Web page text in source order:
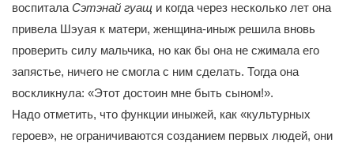
воспитала Сэтэнай гуащ и когда через несколько лет она
привела Шэуая к матери, женщина-иныж решила вновь
проверить силу мальчика, но как бы она не сжимала его
запястье, ничего не смогла с ним сделать. Тогда она
воскликнула: «Этот достоин мне быть сыном!».
Надо отметить, что функции иныжей, как «культурных
героев», не ограничиваются созданием первых людей, они